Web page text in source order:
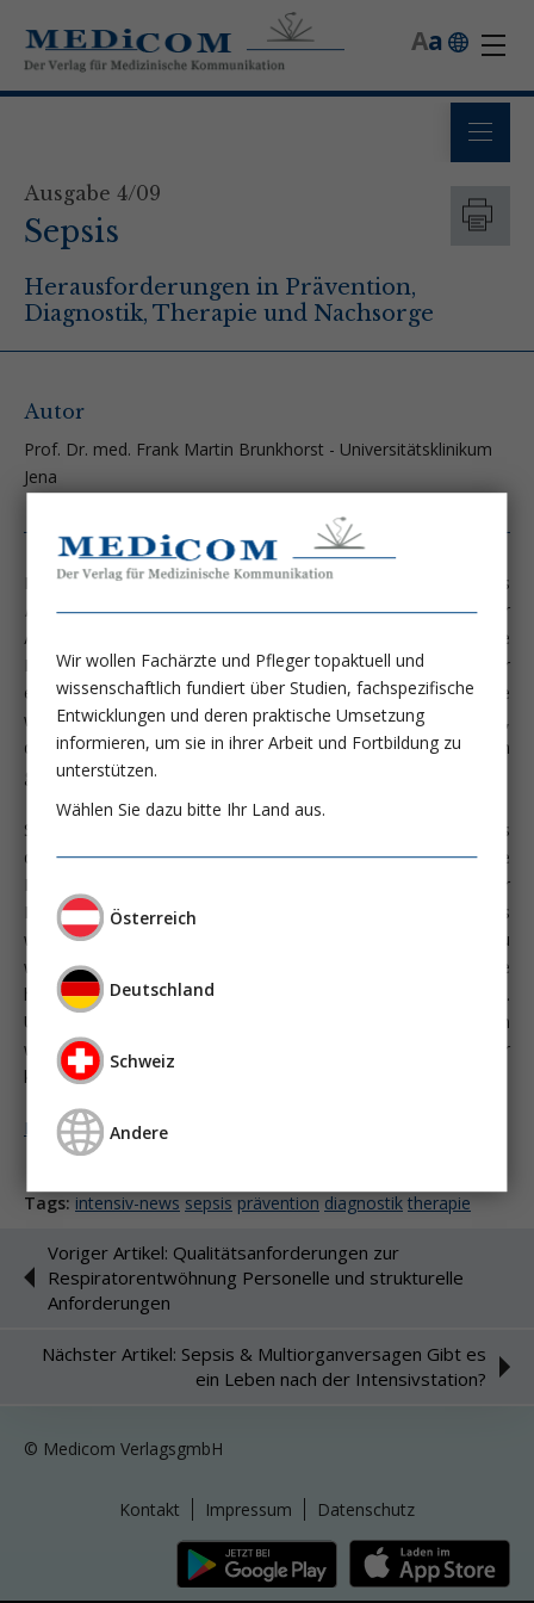
a
A
Ausgabe 4/09
Sepsis
Herausforderungen in Prävention,
Diagnostik, Therapie und Nachsorge
Autor
Prof. Dr. med. Frank Martin Brunkhorst - Universitätsklinikum
Jena
Die Ergebnisse der Prävalenzstudie des
Kompetenznetzwerkes Sepsis (SepNet)haben nicht nur unter
Ärzten, sondern auch im Gesundheitssystem eine erhebliche
Resonanz gefunden. Auf der Grundlage dieser
epidemiologischen Daten von hoher Repräsentativität ist eine
wissenschaftlich begründete Einschätzung der Krankheitslast,
die der schweren Sepsis geschuldet ist, erstmalig möglich
geworden.
Sowohl die systematische Entwicklung von Leitlinien seitens
derDeutschen Sepsis-Gesellschaft (DSG)als auch die
Ergebnisse der Prävalenzstudie des
zur
Leitlinienkonformität haben jedoch aufgezeigt, dass es
weiterhin erhebliche Defizite gibt. Es liegen auch bisher zu
wenige Behandlungsempfehlungen vor, welche sich auf eine
hohe wissenschaftlich begründete Evidenz berufen können.
Umso wichtiger erscheint allerdings die Konformität mit den
wenigen hochgradig evidenzbasierten Empfehlungen in der
klinischen Praxis.
Melden Sie sich an um weiter zu lesen ...
Tags: intensiv-news sepsis prävention diagnostik therapie
Voriger Artikel: Qualitätsanforderungen zur
Respiratorentwöhnung Personelle und strukturelle
Anforderungen
Nächster Artikel: Sepsis & Multiorganversagen Gibt es
ein Leben nach der Intensivstation?
© Medicom VerlagsgmbH
Kontakt Impressum Datenschutz
Wir wollen Fachärzte und Pfleger topaktuell und
wissenschaftlich fundiert über Studien, fachspezifische
Entwicklungen und deren praktische Umsetzung
informieren, um sie in ihrer Arbeit und Fortbildung zu
unterstützen.
Wählen Sie dazu bitte Ihr Land aus.
Österreich
Deutschland
Schweiz
Andere